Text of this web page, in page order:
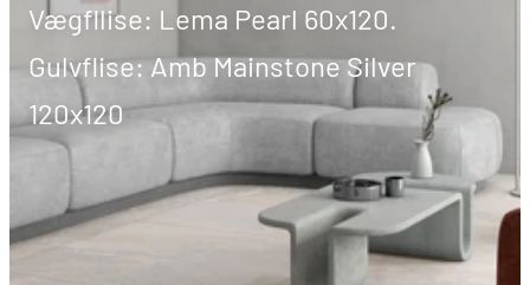
Vægfllise: Lema Pearl 60x120.
Gulvflise: Amb Mainstone Silver
120x120